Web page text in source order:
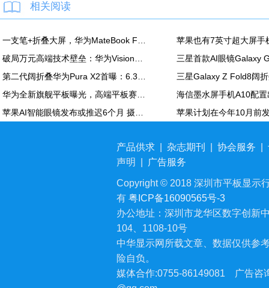
相关阅读
产品供求 杂志期刊 协会服务
声明
广告服务
Copyright © 2018 深圳市平板显示
有 粤ICP备16090565号-3
办公地址：深圳市龙华区数字创新
104、1108-10号
中华显示网所载文章、数据仅供参
险自负。
媒体合作:0755-86149081
广告咨